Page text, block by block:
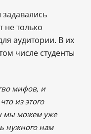
не только
аудитории. В их
числе студенты
мифов, и
из этого
мы можем уже
нужного нам